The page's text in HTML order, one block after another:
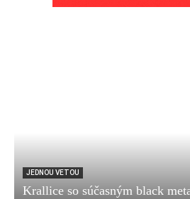
JEDNOU VETOU
Krallice so súčasným black